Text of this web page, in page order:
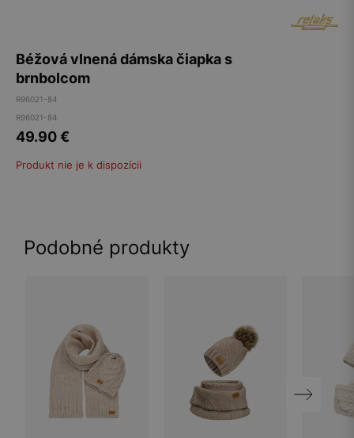
Béžová vlnená dámska čiapka s
brnbolcom
R96021-84
R96021-84
49.90€
Produkt nie je k dispozícii
Podobné produkty